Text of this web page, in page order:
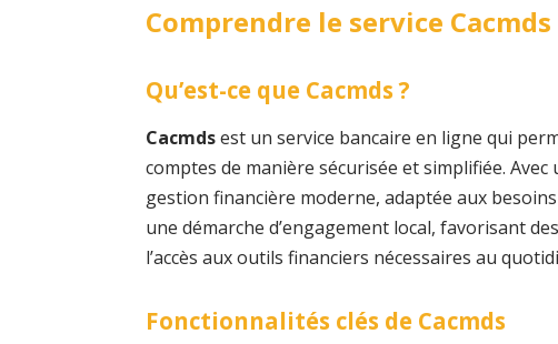
Comprendre le service Cacmds
Qu’est-ce que Cacmds ?
Cacmdsest un service bancaire en ligne qui
comptes de manière sécurisée et simplifiée.
gestion financière moderne, adaptée aux
une démarche d’engagement local, favorisant
l’accès aux outils financiers nécessaires au
Fonctionnalités clés de Cacmds